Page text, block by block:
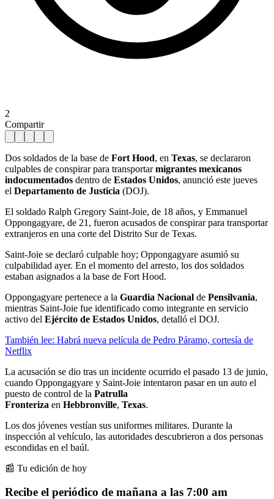
2
Compartir
Dos soldados de la base de Fort Hood, en Texas, se declararon
culpables de conspirar para transportarmigrantes mexicanos
indocumentados dentro de Estados Unidos, anunció este jueves
el Departamento de Justicia (DOJ).
El soldado Ralph Gregory Saint-Joie, de 18 años, y Emmanuel
Oppongagyare, de 21, fueron acusados de conspirar para transportar
extranjeros en una corte del Distrito Sur de Texas.
Saint-Joie se declaró culpable hoy; Oppongagyare asumió su
culpabilidad ayer. En el momento del arresto, los dos soldados
estaban asignados a la base de Fort Hood.
Oppongagyare pertenece a la Guardia Nacional de Pensilvania,
mientras Saint-Joie fue identificado como integrante en servicio
activo del Ejército de Estados Unidos, detalló el DOJ.
También lee: Habrá nueva película de Pedro Páramo, cortesía de
Netflix
La acusación se dio tras un incidente ocurrido el pasado 13 de junio,
cuando Oppongagyare y Saint-Joie intentaron pasar en un auto el
puesto de control de la Patrulla
Fronteriza en Hebbronville, Texas.
Los dos jóvenes vestían sus uniformes militares. Durante la
inspección al vehículo, las autoridades descubrieron a dos personas
escondidas en el baúl.
📰 Tu edición de hoy
Recibe el periódico de mañana a las 7:00 am